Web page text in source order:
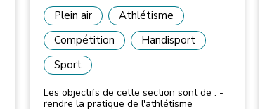
Plein air
Athlétisme
Compétition
Handisport
Sport
Les objectifs de cette section sont de : -
rendre la pratique de l'athlétisme